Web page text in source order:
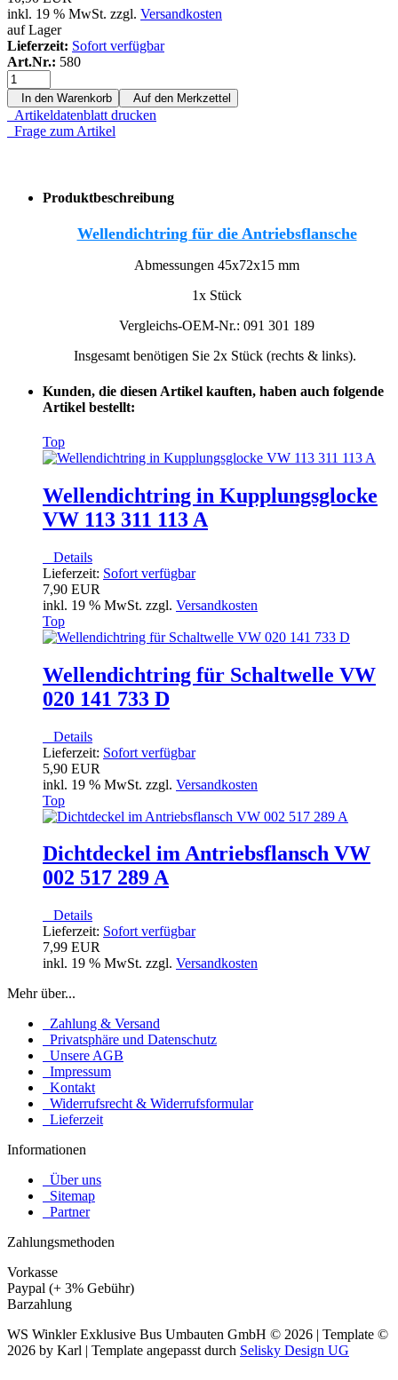
inkl. 19 % MwSt. zzgl. Versandkosten
auf Lager
Lieferzeit: Sofort verfügbar
Art.Nr.: 580
In den Warenkorb Auf den Merkzettel
Artikeldatenblatt drucken
Frage zum Artikel
Produktbeschreibung
Wellendichtring für die Antriebsflansche
Abmessungen 45x72x15 mm
1x Stück
Vergleichs-OEM-Nr.: 091 301 189
Insgesamt benötigen Sie 2x Stück (rechts & links).
Kunden, die diesen Artikel kauften, haben auch folgende
Artikel bestellt:
Top
Wellendichtring in Kupplungsglocke
VW 113 311 113 A
Details
Lieferzeit: Sofort verfügbar
7,90 EUR
inkl. 19 % MwSt. zzgl. Versandkosten
Top
Wellendichtring für Schaltwelle VW
020 141 733 D
Details
Lieferzeit: Sofort verfügbar
5,90 EUR
inkl. 19 % MwSt. zzgl. Versandkosten
Top
Dichtdeckel im Antriebsflansch VW
002 517 289 A
Details
Lieferzeit: Sofort verfügbar
7,99 EUR
inkl. 19 % MwSt. zzgl. Versandkosten
Mehr über...
Zahlung & Versand
Privatsphäre und Datenschutz
Unsere AGB
Impressum
Kontakt
Widerrufsrecht & Widerrufsformular
Lieferzeit
Informationen
Über uns
Sitemap
Partner
Zahlungsmethoden
Vorkasse
Paypal (+ 3% Gebühr)
Barzahlung
WS Winkler Exklusive Bus Umbauten GmbH © 2026 | Template ©
2026 by Karl | Template angepasst durch Selisky Design UG